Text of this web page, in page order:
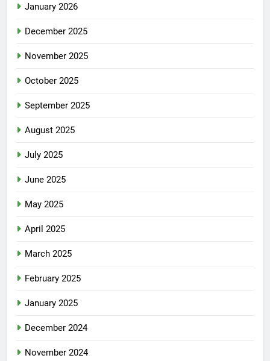
January 2026
December 2025
November 2025
October 2025
September 2025
August 2025
July 2025
June 2025
May 2025
April 2025
March 2025
February 2025
January 2025
December 2024
November 2024